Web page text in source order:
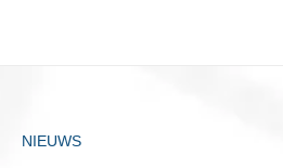
NIEUWS